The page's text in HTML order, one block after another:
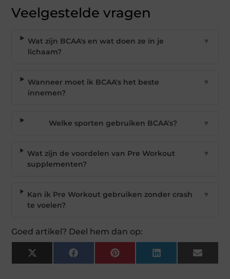
Veelgestelde vragen
Wat zijn BCAA's en wat doen ze in je
lichaam?
▼
Wanneer moet ik BCAA's het beste
innemen?
▼
Welke sporten gebruiken BCAA's? ▼
Wat zijn de voordelen van Pre Workout
supplementen?
▼
Kan ik Pre Workout gebruiken zonder crash
te voelen?
▼
Goed artikel? Deel hem dan op:
X
(Twitter)
Facebook Pinterest LinkedIn Email